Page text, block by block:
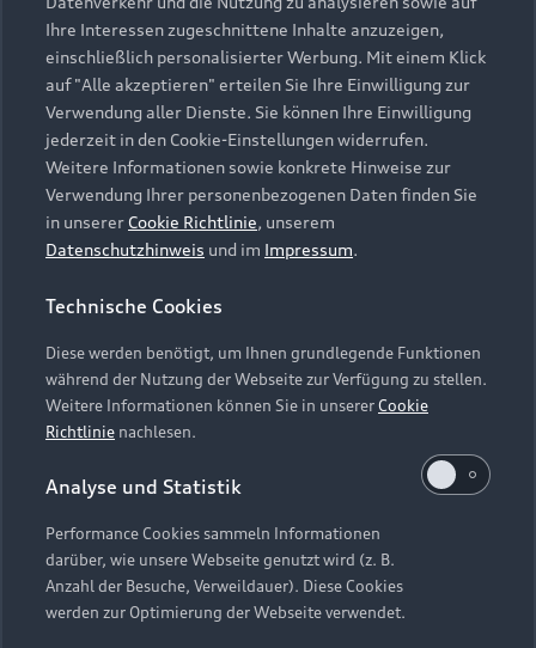
Elektromodelle
Plug-in-Hybride
Gebrauchtwagensuche
Gebrauchtwagen
Finanzierung
Aktionen & Angebote
Geschäftskunden
Saisonale Angebote
Audi Services
Garantie
Audi digital services
myAudi
Support
Kundenservice
Händlersuche
Audi Code
Online-Terminvereinbarung
Servicekontakt
Vertrag widerrufen
Über Audi
Unternehmen
Karriere
Investor Relations
Presse & Media Center
Datenschutz
Audi erleben
Newsletter
Impressum Rechtliches
Hinweisgebersystem
Datenschutzinformation
Cookie-Einstellungen
Cookie-Richtlinie
Barrierefreiheit
Hinweis: Die aktuelle Darstellung und Anordnung der
Embleme am Fahrzeug bei allen Abbildungen auf dieser
Webseite kann abweichen.
Ihre Interessen zugeschnittene Inhalte anzuzeigen,
einschließlich personalisierter Werbung. Mit einem Klick
auf "Alle akzeptieren" erteilen Sie Ihre Einwilligung zur
Verwendung aller Dienste. Sie können Ihre Einwilligung
jederzeit in den Cookie-Einstellungen widerrufen.
Weitere Informationen sowie konkrete Hinweise zur
Verwendung Ihrer personenbezogenen Daten finden Sie
in unserer Cookie Richtlinie, unserem
Datenschutzhinweis und im Impressum.
Technische Cookies
Diese werden benötigt, um Ihnen grundlegende Funktionen
während der Nutzung der Webseite zur Verfügung zu stellen.
Weitere Informationen können Sie in unsererCookie
Richtlinie nachlesen.
Analyse und Statistik
Performance Cookies sammeln Informationen
darüber, wie unsere Webseite genutzt wird (z. B.
Anzahl der Besuche, Verweildauer). Diese Cookies
werden zur Optimierung der Webseite verwendet.